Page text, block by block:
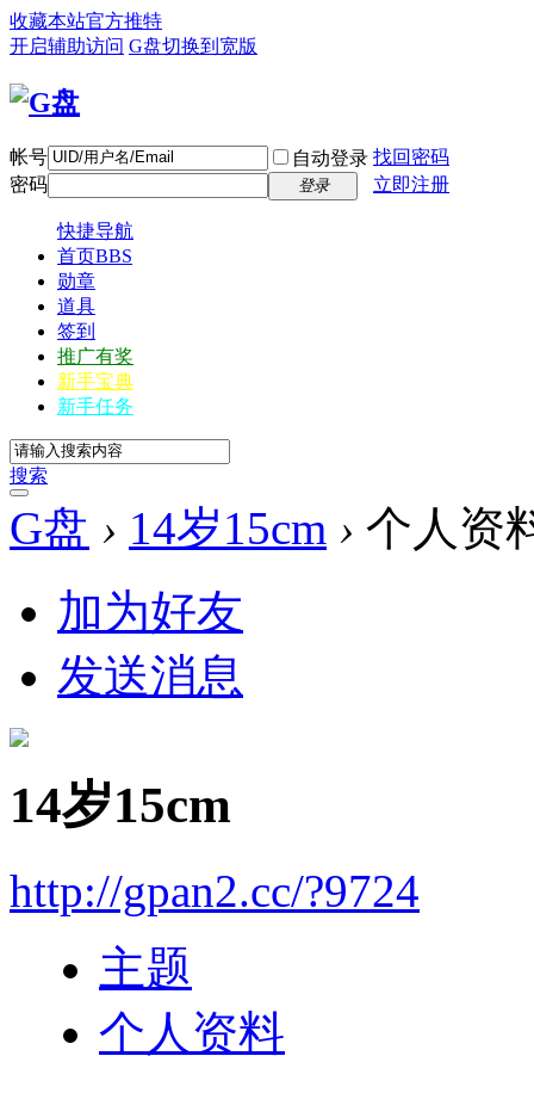
收藏本站官方推特
开启辅助访问 G盘切换到宽版
帐号 自动登录 找回密码
密码
登录 立即注册
快捷导航
首页BBS
勋章
道具
签到
推广有奖
新手宝典
新手任务
搜索
G盘 › 14岁15cm › 个人资
加为好友
发送消息
14岁15cm
http://gpan2.cc/?9724
主题
个人资料